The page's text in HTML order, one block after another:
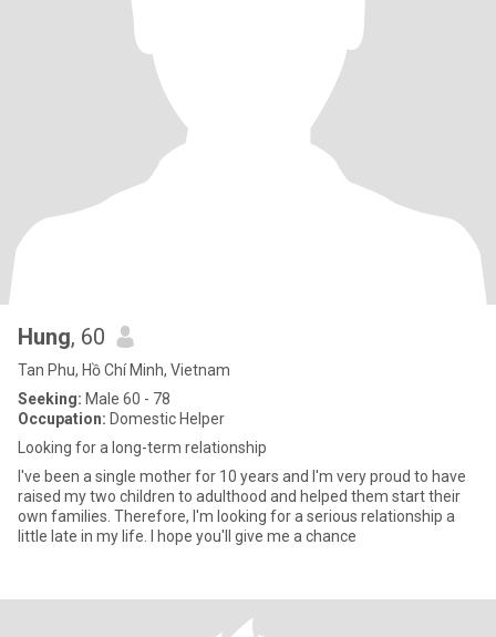
Hung, 60
Tan Phu, Hồ Chí Minh, Vietnam
Seeking: Male 60 - 78
Occupation: Domestic Helper
Looking for a long-term relationship
I've been a single mother for 10 years and I'm very proud to have
raised my two children to adulthood and helped them start their
own families. Therefore, I'm looking for a serious relationship a
little late in my life. I hope you'll give me a chance